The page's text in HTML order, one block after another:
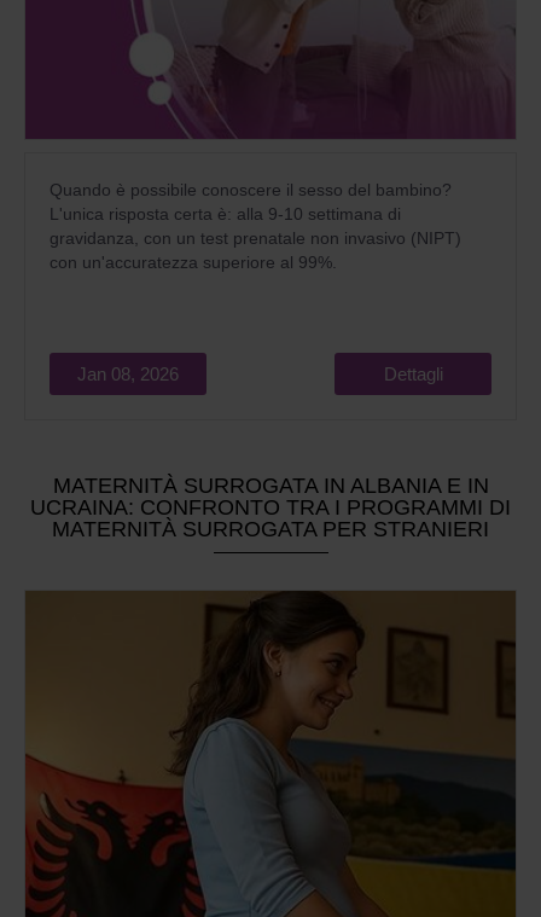
Quando è possibile conoscere il sesso del bambino?
L'unica risposta certa è: alla 9-10 settimana di
gravidanza, con un test prenatale non invasivo (NIPT)
con un'accuratezza superiore al 99%.
Jan 08, 2026 Dettagli
MATERNITÀ SURROGATA IN ALBANIA E IN
UCRAINA: CONFRONTO TRA I PROGRAMMI DI
MATERNITÀ SURROGATA PER STRANIERI